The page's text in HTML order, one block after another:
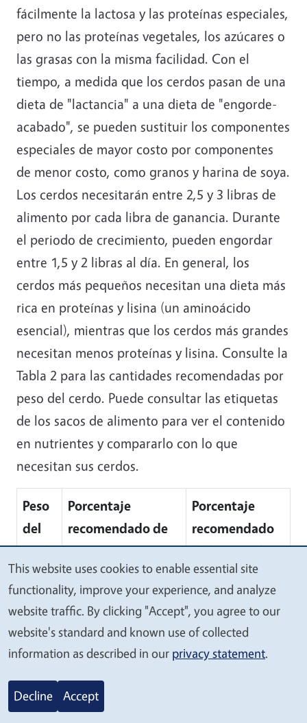
fácilmente la lactosa y las proteínas especiales,
pero no las proteínas vegetales, los azúcares o
las grasas con la misma facilidad. Con el
tiempo, a medida que los cerdos pasan de una
dieta de "lactancia" a una dieta de "engorde-
acabado", se pueden sustituir los componentes
especiales de mayor costo por componentes
de menor costo, como granos y harina de soya.
Los cerdos necesitarán entre 2,5 y 3 libras de
alimento por cada libra de ganancia. Durante
el periodo de crecimiento, pueden engordar
entre 1,5 y 2 libras al día. En general, los
cerdos más pequeños necesitan una dieta más
rica en proteínas y lisina (un aminoácido
esencial), mientras que los cerdos más grandes
necesitan menos proteínas y lisina. Consulte la
Tabla 2 para las cantidades recomendadas por
peso del cerdo. Puede consultar las etiquetas
de los sacos de alimento para ver el contenido
en nutrientes y compararlo con lo que
necesitan sus cerdos.
Peso
del
cerdo
(lb)
Porcentaje
recomendado de
proteína bruta en
la dieta
Porcentaje
recomendado
de lisina en la
dieta
10 -
20
24 1,44
20 -
45
21 1,38
We
value
your
privacy
This website uses cookies to enable essential site
functionality, improve your experience, and analyze
website traffic. By clicking "Accept", you agree to our
website's standard and known use of collected
information as described in our privacy statement.
Decline Accept